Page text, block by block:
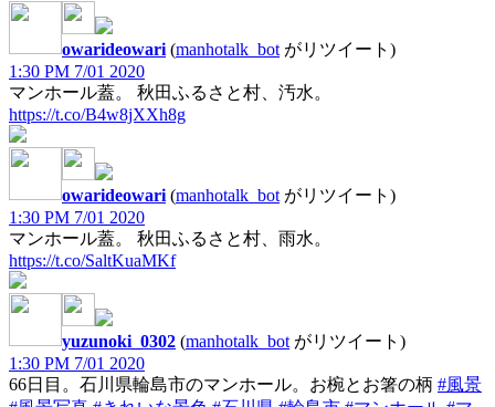
owarideowari (manhotalk_bot がリツイート)
1:30 PM 7/01 2020
マンホール蓋。 秋田ふるさと村、汚水。
https://t.co/B4w8jXXh8g
owarideowari (manhotalk_bot がリツイート)
1:30 PM 7/01 2020
マンホール蓋。 秋田ふるさと村、雨水。
https://t.co/SaltKuaMKf
yuzunoki_0302 (manhotalk_bot がリツイート)
1:30 PM 7/01 2020
66日目。石川県輪島市のマンホール。お椀とお箸の柄 #風景